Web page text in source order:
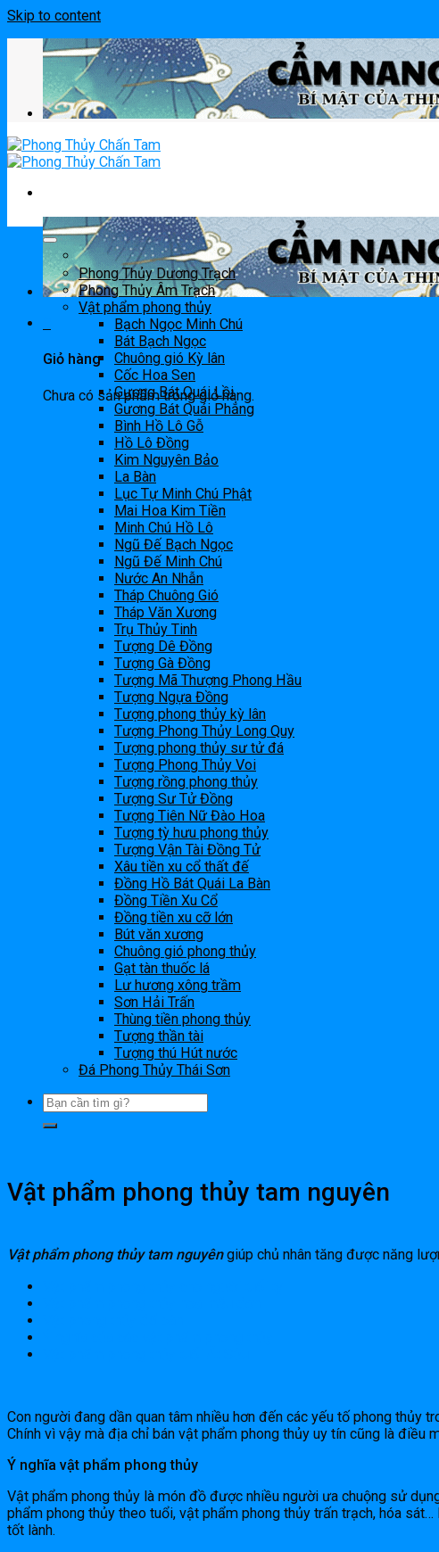
Skip to content
Giỏ hàng
Chưa có sản phẩm trong giỏ hàng.
Phong Thủy Dương Trạch
Phong Thủy Âm Trạch
Vật phẩm phong thủy
Bạch Ngọc Minh Chú
Bát Bạch Ngọc
Chuông gió Kỳ lân
Cốc Hoa Sen
Gương Bát Quái Lồi
Gương Bát Quái Phẳng
Bình Hồ Lô Gỗ
Hồ Lô Đồng
Kim Nguyên Bảo
La Bàn
Lục Tự Minh Chú Phật
Mai Hoa Kim Tiền
Minh Chú Hồ Lô
Ngũ Đế Bạch Ngọc
Ngũ Đế Minh Chú
Nước An Nhẫn
Tháp Chuông Gió
Tháp Văn Xương
Trụ Thủy Tinh
Tượng Dê Đồng
Tượng Gà Đồng
Tượng Mã Thượng Phong Hầu
Tượng Ngựa Đồng
Tượng phong thủy kỳ lân
Tượng Phong Thủy Long Quy
Tượng phong thủy sư tử đá
Tượng Phong Thủy Voi
Tượng rồng phong thủy
Tượng Sư Tử Đồng
Tượng Tiên Nữ Đào Hoa
Tượng tỳ hưu phong thủy
Tượng Vận Tài Đồng Tử
Xâu tiền xu cổ thất đế
Đồng Hồ Bát Quái La Bàn
Đồng Tiền Xu Cổ
Đồng tiền xu cỡ lớn
Bút văn xương
Chuông gió phong thủy
Gạt tàn thuốc lá
Lư hương xông trầm
Sơn Hải Trấn
Thùng tiền phong thủy
Tượng thần tài
Tượng thú Hút nước
Đá Phong Thủy Thái Sơn
Vật phẩm phong thủy tam nguyên
Vật phẩm phong thủy tam nguyêngiúp chủ nhân tăng được năng
Con người đang dần quan tâm nhiều hơn đến các yếu tố phong thủy
Chính vì vậy mà địa chỉ bán vật phẩm phong thủy uy tín cũng là điều
Ý nghĩa vật phẩm phong thủy
Vật phẩm phong thủy là món đồ được nhiều người ưa chuộng sử
phẩm phong thủy theo tuổi, vật phẩm phong thủy trấn trạch, hóa
tốt lành.